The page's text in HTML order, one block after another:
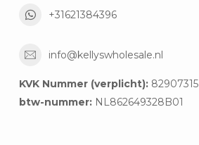
+31621384396
info@kellyswholesale.nl
KVK Nummer (verplicht): 82907315
btw-nummer: NL862649328B01